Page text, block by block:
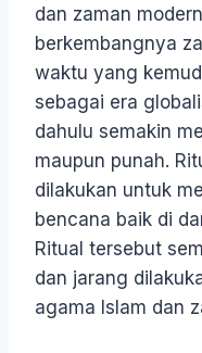
dan zaman
berkembangnya
waktu yang
sebagai era
dahulu semakin
maupun punah.
dilakukan untuk
bencana baik di
Ritual tersebut
dan jarang
agama Islam dan